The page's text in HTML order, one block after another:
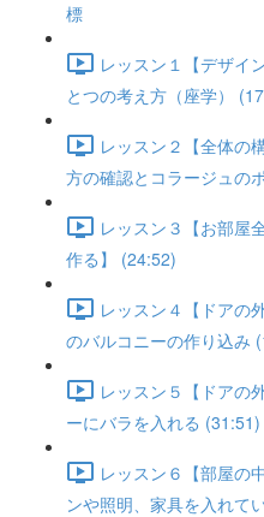
標
レッスン１【デザイ
とつの考え方（座学）
レッスン２【全体の
方の確認とコラージュの
レッスン３【お部屋
作る】 (24:52)
レッスン４【ドアの
のバルコニーの作り込み
レッスン５【ドアの
ーにバラを入れる (31:51)
レッスン６【部屋の
ンや照明、家具を入れて